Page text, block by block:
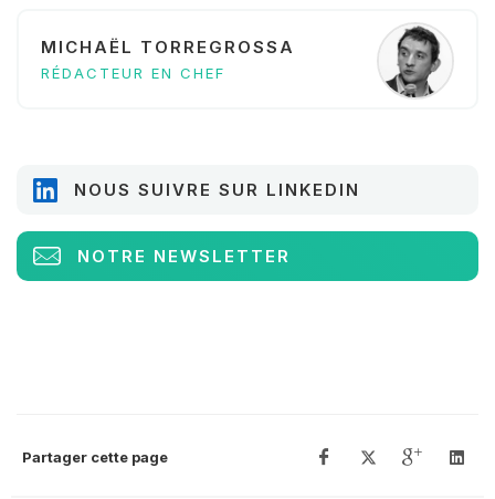
MICHAËL TORREGROSSA
RÉDACTEUR EN CHEF
NOUS SUIVRE SUR LINKEDIN
NOTRE NEWSLETTER
Partager cette page